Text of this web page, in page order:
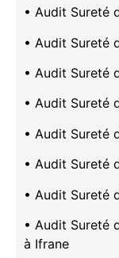
• Audit Sureté
• Audit Sureté
• Audit Sureté
• Audit Sureté
• Audit Sureté
• Audit Sureté
• Audit Sureté
• Audit Sureté
à Ifrane